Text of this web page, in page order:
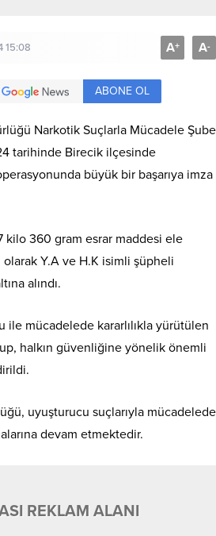
15:08 A+ A-
ABONE OL
Narkotik Suçlarla Mücadele Şube
tarihinde Birecik ilçesinde
büyük bir başarıya imza
kilo 360 gram esrar maddesi ele
olarak Y.A ve H.K isimli şüpheli
alındı.
ile mücadelede kararlılıkla yürütülen
halkın güvenliğine yönelik önemli
uyuşturucu suçlarıyla mücadelede
devam etmektedir.
REKLAM ALANI